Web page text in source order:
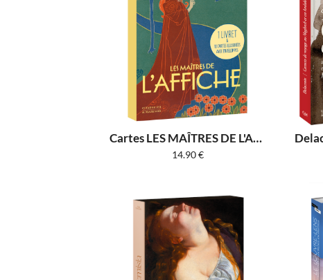
Cartes LES MAÎTRES DE L'AFFICHE
14.90€